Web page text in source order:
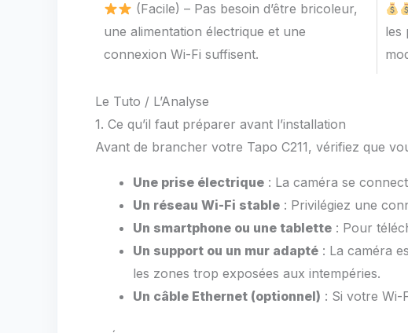
(Facile) – Pas besoin d’être bricoleur,
une alimentation électrique et une
connexion Wi-Fi suffisent.
les
Le Tuto / L’Analyse
1. Ce qu’il faut préparer avant l’installation
Avant de brancher votre Tapo C211, vérifiez que
Une prise électrique : La caméra se
Un réseau Wi-Fi stable : Privilégiez une
Un smartphone ou une tablette : Pour
Un support ou un mur adapté : La caméra
les zones trop exposées aux intempéries.
Un câble Ethernet (optionnel) : Si votre Wi-